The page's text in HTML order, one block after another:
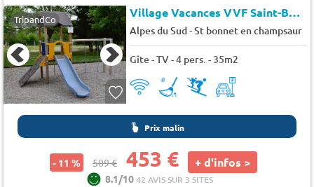
TripandCo Village Vacances VVF Saint-Bonnet-en-Champsaur
Alpes du Sud-St bonnet en champsaur
Gîte - TV - 4 pers. - 35m2
Prix malin
- 11 % 509 € 453 € + d'infos >
8.1/1042 AVIS SUR 3 SITES